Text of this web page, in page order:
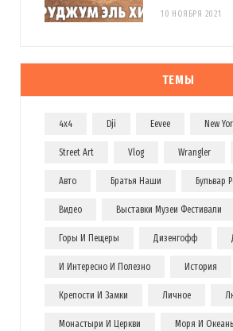
10 НОЯБРЯ 2021
ТЕМЫ
4x4 Dji Eevee New
Street Art Vlog Wrangler
Авто Братья Наши Бульвар
Видео Выставки Музеи Фестивали
Горы И Пещеры Дизенгофф
И Интересно И Полезно История
Крепости И Замки Личное
Монастыри И Церкви Моря И